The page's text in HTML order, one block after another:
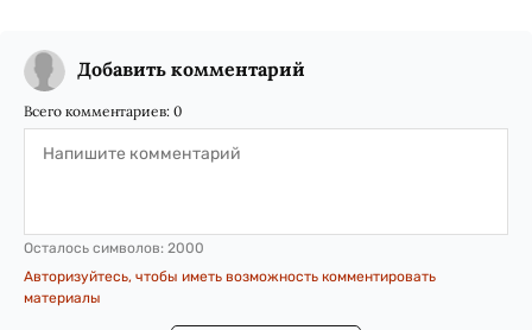
Добавить комментарий
Всего комментариев: 0
Осталось символов: 2000
Авторизуйтесь, чтобы иметь возможность комментировать
материалы